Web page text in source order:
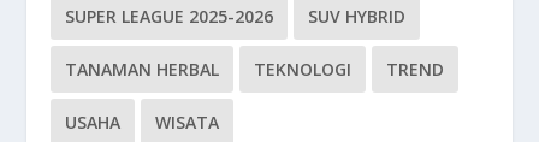
SUPER LEAGUE 2025-2026 SUV HYBRID
TANAMAN HERBAL TEKNOLOGI TREND
USAHA WISATA